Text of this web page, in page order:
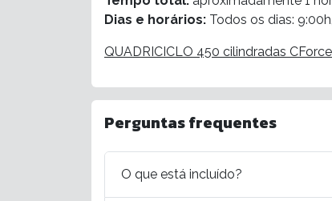
Dias e horários: Todos os dias:
QUADRICICLO 450 cilindradas
Perguntas frequentes
O que está incluído?